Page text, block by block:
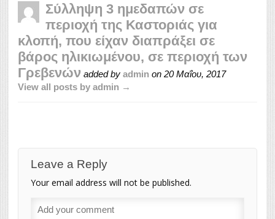
Σύλληψη 3 ημεδαπών σε
περιοχή της Καστοριάς για
κλοπή, που είχαν διαπράξει σε
βάρος ηλικιωμένου, σε περιοχή των
Γρεβενών added by admin on 20 Μαΐου, 2017
View all posts by admin →
Leave a Reply
Your email address will not be published.